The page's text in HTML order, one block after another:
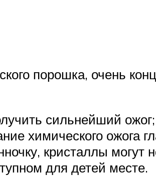
порошка, очень
сильнейший ожог;
химического ожога
кристаллы могут
для детей месте.